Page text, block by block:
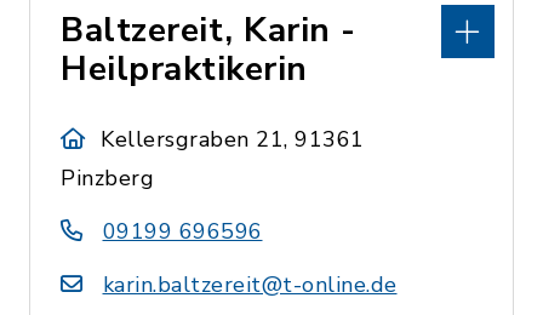
Baltzereit, Karin -
Heilpraktikerin
Kellersgraben 21, 91361
Pinzberg
09199 696596
karin.baltzereit@t-online.de